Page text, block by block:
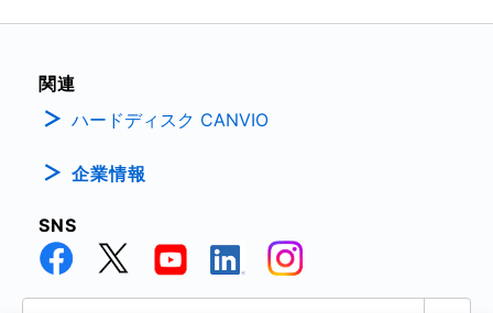
関連
ハードディスク CANVIO
企業情報
SNS